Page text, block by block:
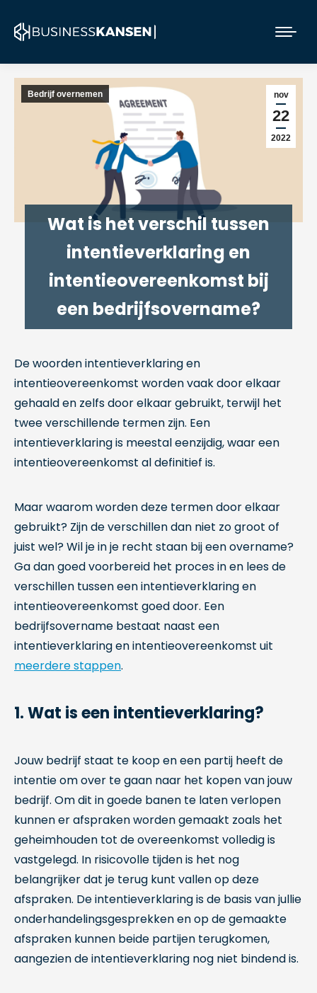
nov
22
2022
Bedrijf overnemen
Wat is het verschil tussen
intentieverklaring en
intentieovereenkomst bij
een bedrijfsovername?
De woorden intentieverklaring en
intentieovereenkomst worden vaak door elkaar
gehaald en zelfs door elkaar gebruikt, terwijl het
twee verschillende termen zijn. Een
intentieverklaring is meestal eenzijdig, waar een
intentieovereenkomst al definitief is.
Maar waarom worden deze termen door elkaar
gebruikt? Zijn de verschillen dan niet zo groot of
juist wel? Wil je in je recht staan bij een overname?
Ga dan goed voorbereid het proces in en lees de
verschillen tussen een intentieverklaring en
intentieovereenkomst goed door. Een
bedrijfsovername bestaat naast een
intentieverklaring en intentieovereenkomst uit
meerdere stappen.
1. Wat is een intentieverklaring?
Jouw bedrijf staat te koop en een partij heeft de
intentie om over te gaan naar het kopen van jouw
bedrijf. Om dit in goede banen te laten verlopen
kunnen er afspraken worden gemaakt zoals het
geheimhouden tot de overeenkomst volledig is
vastgelegd. In risicovolle tijden is het nog
belangrijker dat je terug kunt vallen op deze
afspraken. De intentieverklaring is de basis van jullie
onderhandelingsgesprekken en op de gemaakte
afspraken kunnen beide partijen terugkomen,
aangezien de intentieverklaring nog niet bindend is.